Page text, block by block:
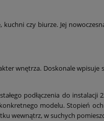
czy biurze. Jej
wnętrza. Doskonale wpisuje
podłączenia do instalacji
modelu. Stopień
wewnątrz, w suchych